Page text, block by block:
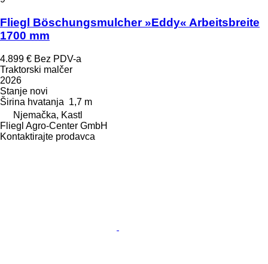
Fliegl Böschungsmulcher »Eddy« Arbeitsbreite
1700 mm
4.899 € Bez PDV-a
Traktorski malčer
2026
Stanje novi
Širina hvatanja 1,7 m
Njemačka, Kastl
Fliegl Agro-Center GmbH
Kontaktirajte prodavca